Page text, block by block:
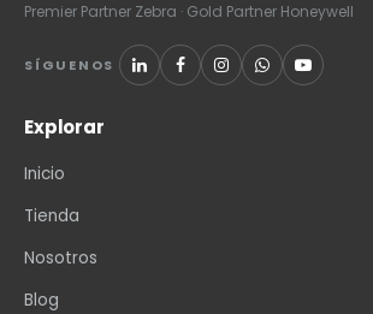
Premier Partner Zebra · Gold Partner Honeywell
SÍGUENOS
Explorar
Inicio
Tienda
Nosotros
Blog